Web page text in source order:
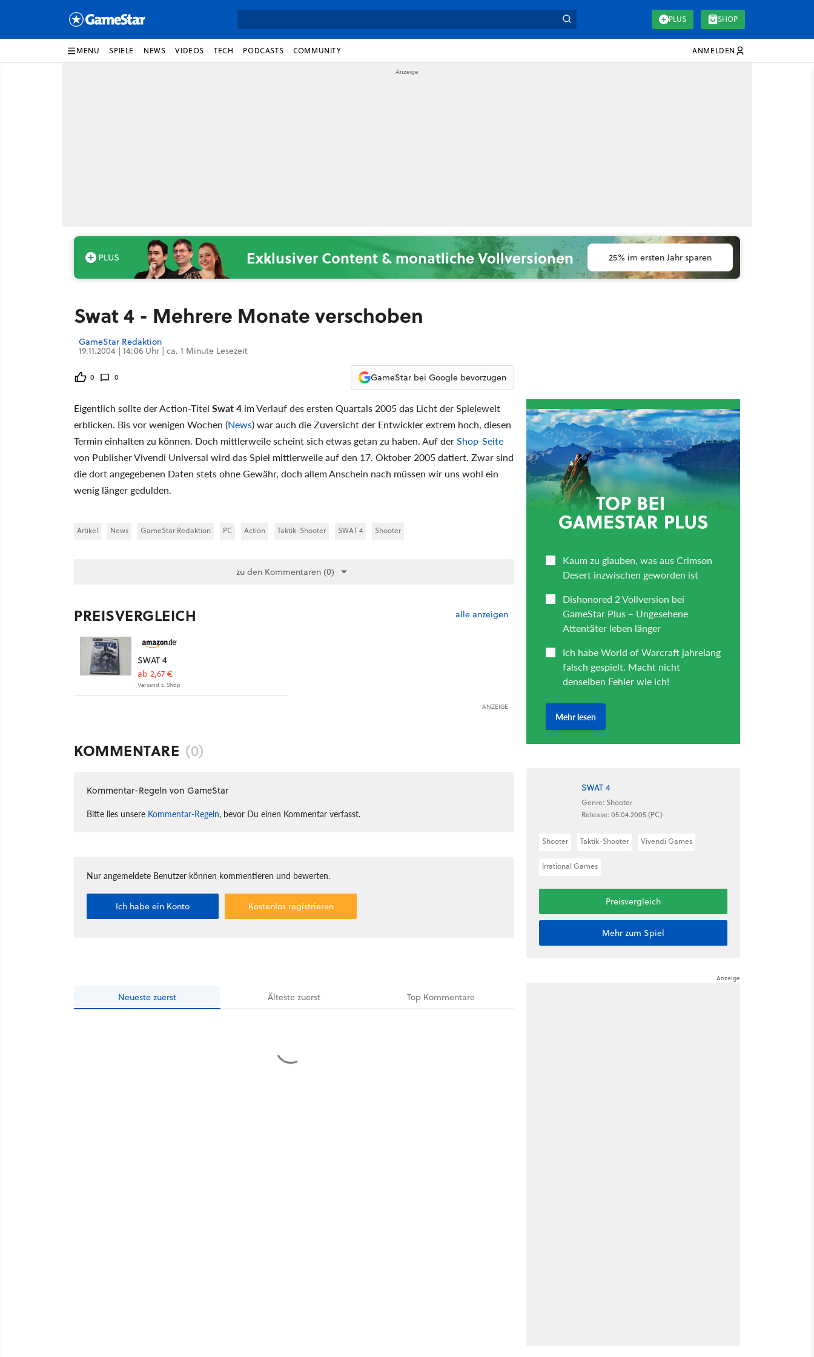
PLUS SHOP
MENU SPIELE NEWS VIDEOS TECH PODCASTS COMMUNITY ANMELDEN
Exklusiver Content & monatliche Vollversionen 25% im ersten Jahr sparen
Swat 4 - Mehrere Monate verschoben
GameStar Redaktion
19.11.2004 | 14:06 Uhr | ca. 1 Minute Lesezeit
0 0 GameStar bei Google bevorzugen
Eigentlich sollte der Action-Titel Swat 4 im Verlauf des ersten Quartals 2005 das Licht der Spielewelt
erblicken. Bis vor wenigen Wochen (News) war auch die Zuversicht der Entwickler extrem hoch, diesen
Termin einhalten zu können. Doch mittlerweile scheint sich etwas getan zu haben. Auf derShop-Seite
von Publisher Vivendi Universal wird das Spiel mittlerweile auf den 17. Oktober 2005 datiert. Zwar sind
die dort angegebenen Daten stets ohne Gewähr, doch allem Anschein nach müssen wir uns wohl ein
wenig länger gedulden.
Artikel News GameStar Redaktion PC Action Taktik-Shooter SWAT 4 Shooter
zu den Kommentaren (0)
PREISVERGLEICH alle anzeigen
SWAT 4
ab 2,67 €
Versand s. Shop
ANZEIGE
KOMMENTARE (0)
Kommentar-Regeln von GameStar
Bitte lies unsere Kommentar-Regeln, bevor Du einen Kommentar verfasst.
Nur angemeldete Benutzer können kommentieren und bewerten.
Ich habe ein Konto Kostenlos registrieren
Neueste zuerst Ältestezuerst Top Kommentare
SWAT 4
Genre: Shooter
Release: 05.04.2005 (PC)
Shooter Taktik-Shooter Vivendi Games
Irrational Games
Preisvergleich
Mehr zum Spiel